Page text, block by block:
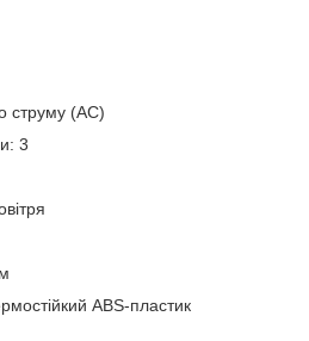
струму (AC)
3
ABS-пластик